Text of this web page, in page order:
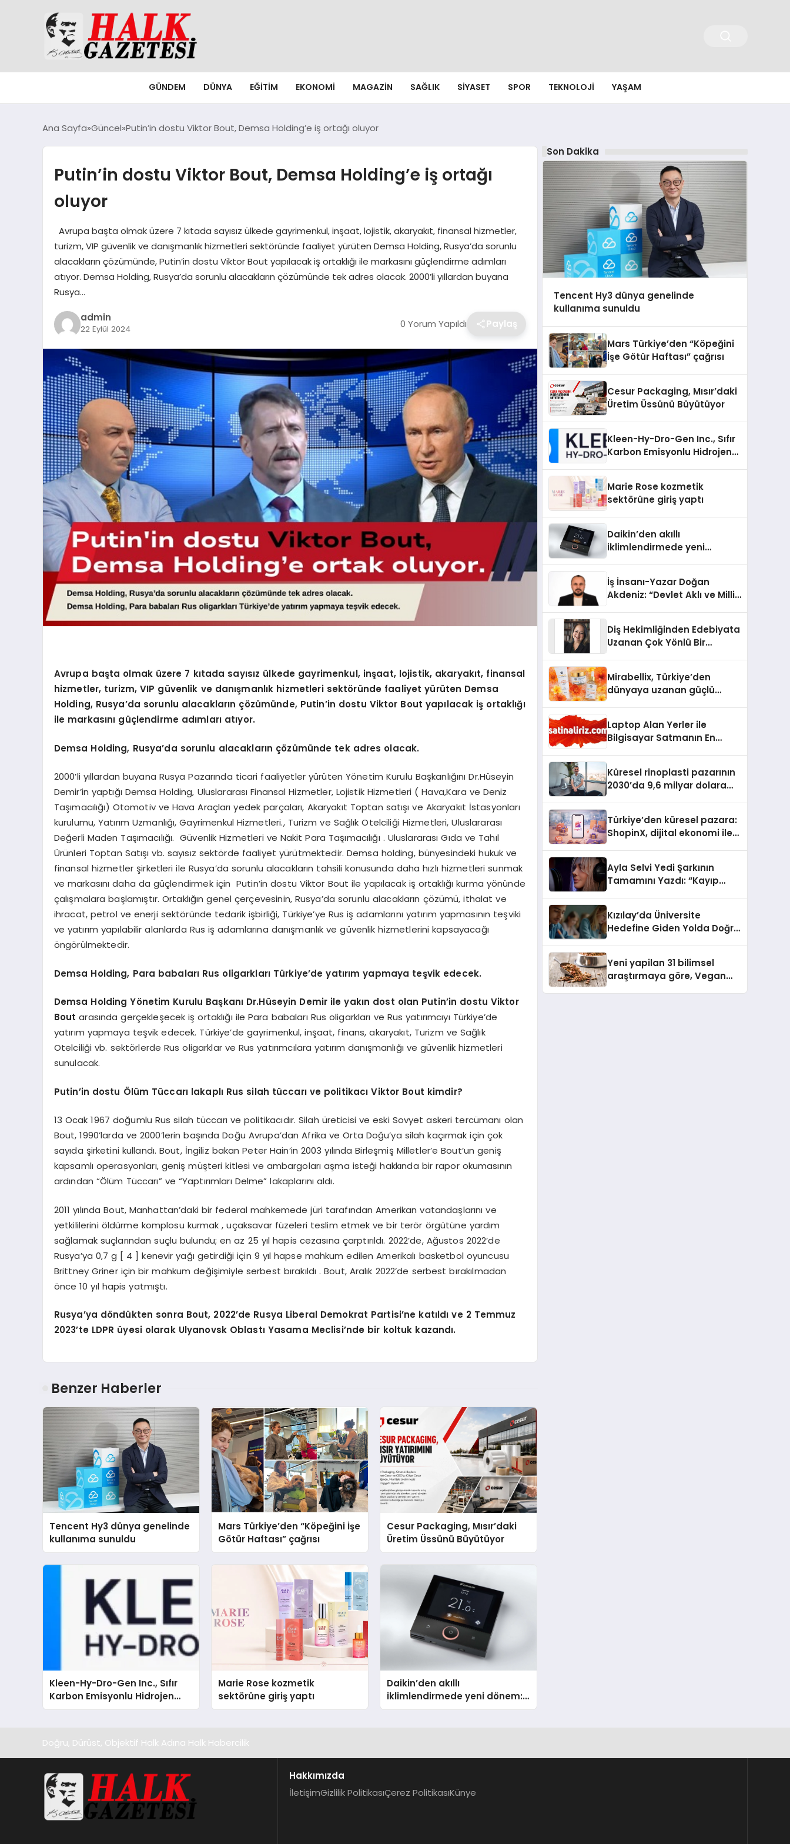
GÜNDEM DÜNYA EĞITIM EKONOMI MAGAZIN SAĞLIK SIYASET SPOR TEKNOLOJI YAŞAM
Ana Sayfa Güncel Putin’in dostu Viktor Bout, Demsa Holding’e iş ortağı oluyor
Putin’in dostu Viktor Bout, Demsa Holding’e iş ortağı
oluyor
Avrupa başta olmak üzere 7 kıtada sayısız ülkede gayrimenkul, inşaat, lojistik, akaryakıt, finansal hizmetler,
turizm, VIP güvenlik ve danışmanlık hizmetleri sektöründe faaliyet yürüten Demsa Holding, Rusya’da sorunlu
alacakların çözümünde, Putin’in dostu Viktor Bout yapılacak iş ortaklığı ile markasını güçlendirme adımları
atıyor. Demsa Holding, Rusya’da sorunlu alacakların çözümünde tek adres olacak. 2000’li yıllardan buyana
Rusya…
admin
22 Eylül 2024 0 Yorum Yapıldı Paylaş
Avrupa başta olmak üzere 7 kıtada sayısız ülkede gayrimenkul, inşaat, lojistik, akaryakıt, finansal
hizmetler, turizm, VIP güvenlik ve danışmanlık hizmetleri sektöründe faaliyet yürüten Demsa
Holding, Rusya’da sorunlu alacakların çözümünde, Putin’in dostu Viktor Bout yapılacak iş ortaklığı
ile markasını güçlendirme adımları atıyor.
Demsa Holding, Rusya’da sorunlu alacakların çözümünde tek adres olacak.
2000’li yıllardan buyana Rusya Pazarında ticari faaliyetler yürüten Yönetim Kurulu Başkanlığını Dr.Hüseyin
Demir’in yaptığı Demsa Holding, Uluslararası Finansal Hizmetler, Lojistik Hizmetleri ( Hava,Kara ve Deniz
Taşımacılığı) Otomotiv ve Hava Araçları yedek parçaları, Akaryakıt Toptan satışı ve Akaryakıt İstasyonları
kurulumu, Yatırım Uzmanlığı, Gayrimenkul Hizmetleri., Turizm ve Sağlık Otelciliği Hizmetleri, Uluslararası
Değerli Maden Taşımacılığı. Güvenlik Hizmetleri ve Nakit Para Taşımacılığı . Uluslararası Gıda ve Tahıl
Ürünleri Toptan Satışı vb. sayısız sektörde faaliyet yürütmektedir. Demsa holding, bünyesindeki hukuk ve
finansal hizmetler şirketleri ile Rusya’da sorunlu alacakların tahsili konusunda daha hızlı hizmetleri sunmak
ve markasını daha da güçlendirmek için Putin’in dostu Viktor Bout ile yapılacak iş ortaklığı kurma yönünde
çalışmalara başlamıştır. Ortaklığın genel çerçevesinin, Rusya’da sorunlu alacakların çözümü, ithalat ve
ihracat, petrol ve enerji sektöründe tedarik işbirliği, Türkiye’ye Rus iş adamlarını yatırım yapmasının teşviki
ve yatırım yapılabilir alanlarda Rus iş adamlarına danışmanlık ve güvenlik hizmetlerini kapsayacağı
öngörülmektedir.
Demsa Holding, Para babaları Rus oligarkları Türkiye’de yatırım yapmaya teşvik edecek.
Demsa Holding Yönetim Kurulu Başkanı Dr.Hüseyin Demir ile yakın dost olan Putin’in dostu Viktor
Bout arasında gerçekleşecek iş ortaklığı ile Para babaları Rus oligarkları ve Rus yatırımcıyı Türkiye’de
yatırım yapmaya teşvik edecek. Türkiye’de gayrimenkul, inşaat, finans, akaryakıt, Turizm ve Sağlık
Otelciliği vb. sektörlerde Rus oligarklar ve Rus yatırımcılara yatırım danışmanlığı ve güvenlik hizmetleri
sunulacak.
Putin’in dostu Ölüm Tüccarı lakaplı Rus silah tüccarı ve politikacı Viktor Bout kimdir?
13 Ocak 1967 doğumlu Rus silah tüccarı ve politikacıdır. Silah üreticisi ve eski Sovyet askeri tercümanı olan
Bout, 1990’larda ve 2000’lerin başında Doğu Avrupa’dan Afrika ve Orta Doğu’ya silah kaçırmak için çok
sayıda şirketini kullandı. Bout, İngiliz bakan Peter Hain’in 2003 yılında Birleşmiş Milletler’e Bout’un geniş
kapsamlı operasyonları, geniş müşteri kitlesi ve ambargoları aşma isteği hakkında bir rapor okumasının
ardından “Ölüm Tüccarı” ve “Yaptırımları Delme” lakaplarını aldı.
2011 yılında Bout, Manhattan’daki bir federal mahkemede jüri tarafından Amerikan vatandaşlarını ve
yetkililerini öldürme komplosu kurmak , uçaksavar füzeleri teslim etmek ve bir terör örgütüne yardım
sağlamak suçlarından suçlu bulundu; en az 25 yıl hapis cezasına çarptırıldı. 2022’de, Ağustos 2022’de
Rusya’ya 0,7 g [ 4 ] kenevir yağı getirdiği için 9 yıl hapse mahkum edilen Amerikalı basketbol oyuncusu
Brittney Griner için bir mahkum değişimiyle serbest bırakıldı . Bout, Aralık 2022’de serbest bırakılmadan
önce 10 yıl hapis yatmıştı.
Rusya’ya döndükten sonra Bout, 2022’de Rusya Liberal Demokrat Partisi’ne katıldı ve 2 Temmuz
2023’te LDPR üyesi olarak Ulyanovsk Oblastı Yasama Meclisi’nde bir koltuk kazandı.
Benzer Haberler
Tencent Hy3 dünya genelinde
kullanıma sunuldu
Mars Türkiye’den “Köpeğini İşe
Götür Haftası” çağrısı
Cesur Packaging, Mısır’daki
Üretim Üssünü Büyütüyor
Kleen-Hy-Dro-Gen Inc., Sıfır
Karbon Emisyonlu Hidrojen
Isıtma Teknolojisinde ISO ve
Marie Rose kozmetik
sektörüne giriş yaptı
Daikin’den akıllı
iklimlendirmede yeni dönem:
Madoka Plus Türkiye’de
Son Dakika
Tencent Hy3 dünya genelinde
kullanıma sunuldu
Mars Türkiye’den “Köpeğini
İşe Götür Haftası” çağrısı
Cesur Packaging, Mısır’daki
Üretim Üssünü Büyütüyor
Kleen-Hy-Dro-Gen Inc., Sıfır
Karbon Emisyonlu Hidrojen
Aldı
Marie Rose kozmetik
sektörüne giriş yaptı
Daikin’den akıllı
iklimlendirmede yeni
İş İnsanı-Yazar Doğan
Akdeniz: “Devlet Aklı ve Milli
Diş Hekimliğinden Edebiyata
Uzanan Çok Yönlü Bir
Mirabellix, Türkiye’den
dünyaya uzanan güçlü
Laptop Alan Yerler ile
Bilgisayar Satmanın En
Küresel rinoplasti pazarının
2030’da 9,6 milyar dolara
Türkiye’den küresel pazara:
ShopinX, dijital ekonomi ile
Ayla Selvi Yedi Şarkının
Tamamını Yazdı: “Kayıp
Kızılay’da Üniversite
Hedefine Giden Yolda Doğru
Yeni yapilan 31 bilimsel
araştırmaya göre, Vegan
Doğru, Dürüst, Objektif Halk Adına Halk Habercilik
Hakkımızda
İletişimGizlilik PolitikasıÇerez PolitikasıKünye